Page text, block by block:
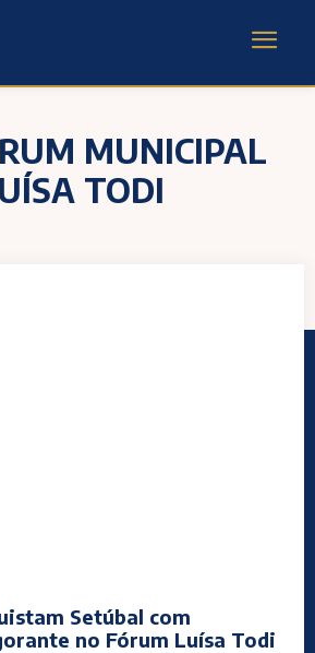
MUNICIPAL
TODI
Setúbal com
no Fórum Luísa Todi